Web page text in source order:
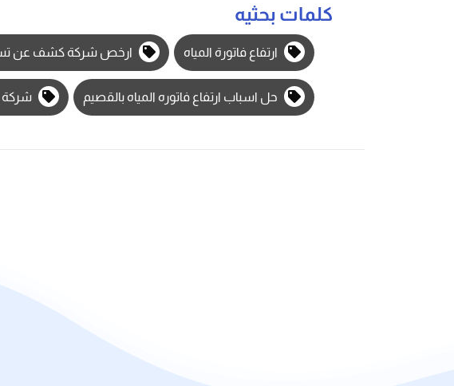
كلمات بحثيه
ارتفاع فاتورة المياه ارخص شركة كشف عن
حل اسباب ارتفاع فاتوره المياه بالقصيم شركة